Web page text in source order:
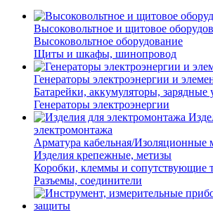
Высоковольтное и щитовое
Высоковольтное оборудование
Щиты и шкафы, шинопровод
Генераторы электроэнергии и
Батарейки, аккумуляторы, зарядные
Генераторы электроэнергии
электромонтажа
Арматура кабельная/Изоляционные
Изделия крепежные, метизы
Коробки, клеммы и сопутствующие
Разъемы, соединители